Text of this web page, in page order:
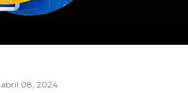
abril 08, 2024